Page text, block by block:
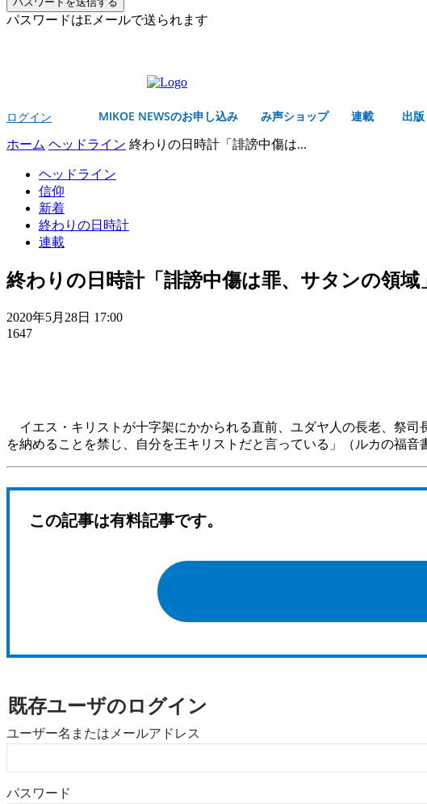
パスワードはEメールで送られます
ログイン MIKOE NEWSのお申し込み み声ショップ 連載 出版
ホーム ヘッドライン 終わりの日時計「誹謗中傷は...
ヘッドライン
信仰
新着
終わりの日時計
連載
終わりの日時計「誹謗中傷は罪、サタンの領域
2020年5月28日 17:00
1647
イエス・キリストが十字架にかかられる直前、ユダヤ人の長老、祭
を納めることを禁じ、自分を王キリストだと言っている」（ルカの福音
この記事は有料記事です。
既存ユーザのログイン
ユーザー名またはメールアドレス
パスワード